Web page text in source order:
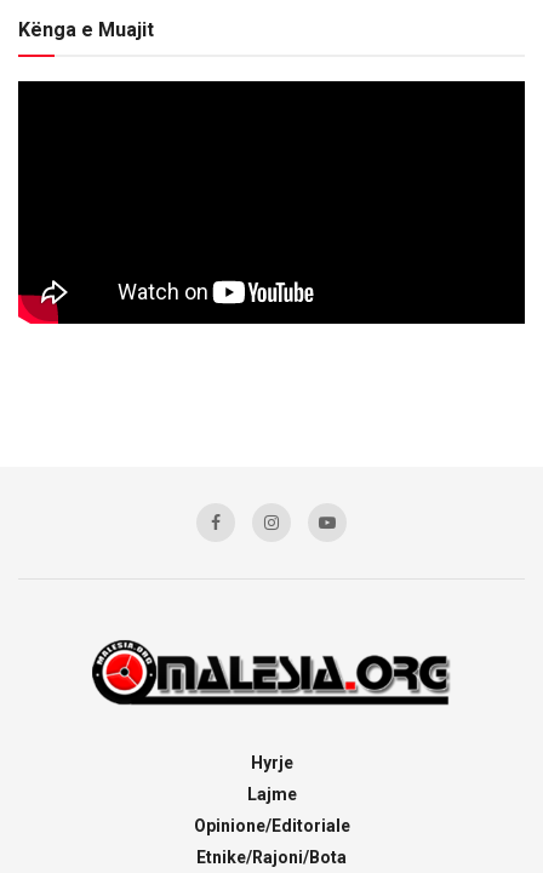
Kënga e Muajit
Hyrje
Lajme
Opinione/Editoriale
Etnike/Rajoni/Bota